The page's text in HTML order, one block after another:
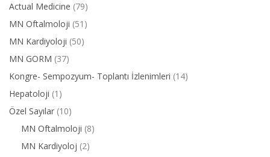
Actual Medicine (79)
MN Oftalmoloji (51)
MN Kardiyoloji (50)
MN GORM (37)
Kongre- Sempozyum- Toplantı İzlenimleri (14)
Hepatoloji (1)
Özel Sayılar (10)
MN Oftalmoloji (8)
MN Kardiyoloj (2)